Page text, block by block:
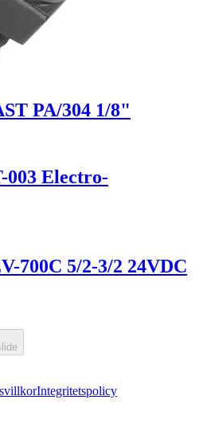
PA/304 1/8"
003 Electro-
700C 5/2-3/2 24VDC
Integritetspolicy